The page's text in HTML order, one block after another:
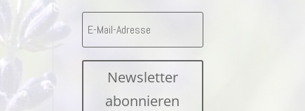
Newsletter
abonnieren